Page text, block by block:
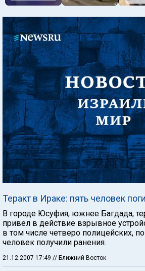
Теракт в Ираке: пять человек
В городе Юсуфия, южнее Багдада,
привел в действие взрывное
в том числе четверо полицейских,
человек получили ранения.
21.12.2007 17:49 // Ближний Восток